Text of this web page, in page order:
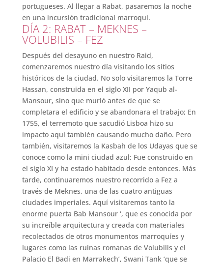
portugueses. Al llegar a Rabat, pasaremos la noche
en una incursión tradicional marroquí.
DÍA 2: RABAT – MEKNES –
VOLUBILIS – FEZ
Después del desayuno en nuestro Raid,
comenzaremos nuestro día visitando los sitios
históricos de la ciudad. No solo visitaremos la Torre
Hassan, construida en el siglo XII por Yaqub al-
Mansour, sino que murió antes de que se
completara el edificio y se abandonara el trabajo; En
1755, el terremoto que sacudió Lisboa hizo su
impacto aquí también causando mucho daño. Pero
también, visitaremos la Kasbah de los Udayas que se
conoce como la mini ciudad azul; Fue construido en
el siglo XI y ha estado habitado desde entonces. Más
tarde, continuaremos nuestro recorrido a Fez a
través de Meknes, una de las cuatro antiguas
ciudades imperiales. Aquí visitaremos tanto la
enorme puerta Bab Mansour ‘, que es conocida por
su increíble arquitectura y creada con materiales
recolectados de otros monumentos marroquíes y
lugares como las ruinas romanas de Volubilis y el
Palacio El Badi en Marrakech’, Swani Tank ‘que se